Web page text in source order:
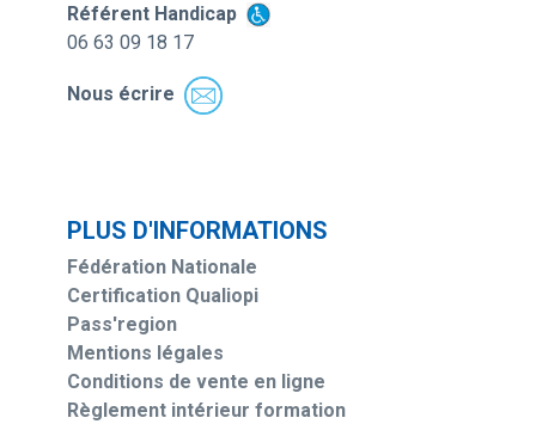
Référent Handicap
06 63 09 18 17
Nous écrire
PLUS D'INFORMATIONS
Fédération Nationale
Certification Qualiopi
Pass'region
Mentions légales
Conditions de vente en ligne
Règlement intérieur formation